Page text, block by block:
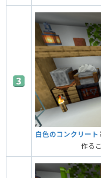
白色のコンクリート
作る